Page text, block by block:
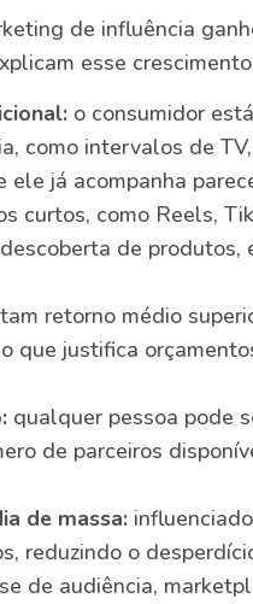
de influência
esse
o consumidor
como intervalos de
já acompanha
curtos, como Reels,
de produtos,
retorno médio
que justifica
qualquer pessoa pode
de parceiros
de massa:
reduzindo o
de audiência,